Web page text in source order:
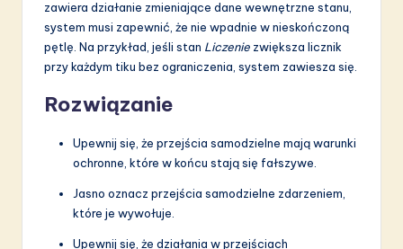
zawiera działanie zmieniające dane wewnętrzne stanu,
system musi zapewnić, że nie wpadnie w nieskończoną
pętlę. Na przykład, jeśli stan Liczenie zwiększa licznik
przy każdym tiku bez ograniczenia, system zawiesza się.
Rozwiązanie
Upewnij się, że przejścia samodzielne mają warunki
ochronne, które w końcu stają się fałszywe.
Jasno oznacz przejścia samodzielne zdarzeniem,
które je wywołuje.
Upewnij się, że działania w przejściach